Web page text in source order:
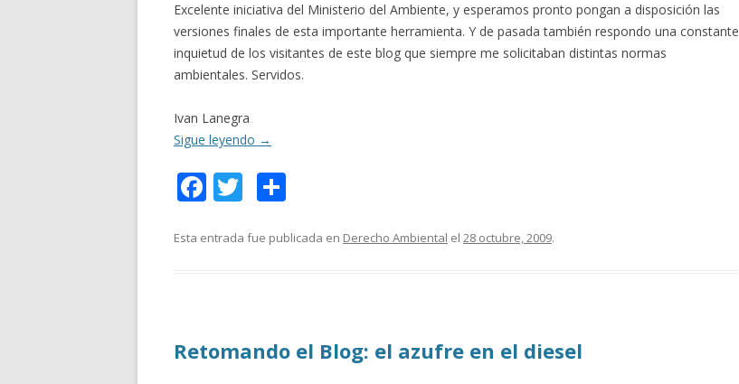
Excelente iniciativa del Ministerio del Ambiente, y esperamos pronto pongan a disposición las
versiones finales de esta importante herramienta. Y de pasada también respondo una constante
inquietud de los visitantes de este blog que siempre me solicitaban distintas normas
ambientales. Servidos.
Ivan Lanegra
Sigue leyendo →
F
e
k
T
itt m
r
Esta entrada fue publicada en Derecho Ambiental el 28 octubre, 2009.
Retomando el Blog: el azufre en el diesel